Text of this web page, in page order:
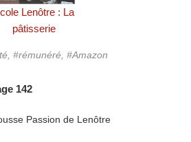
Lenôtre : La
pâtisserie
#rémunéré, #Amazon
142